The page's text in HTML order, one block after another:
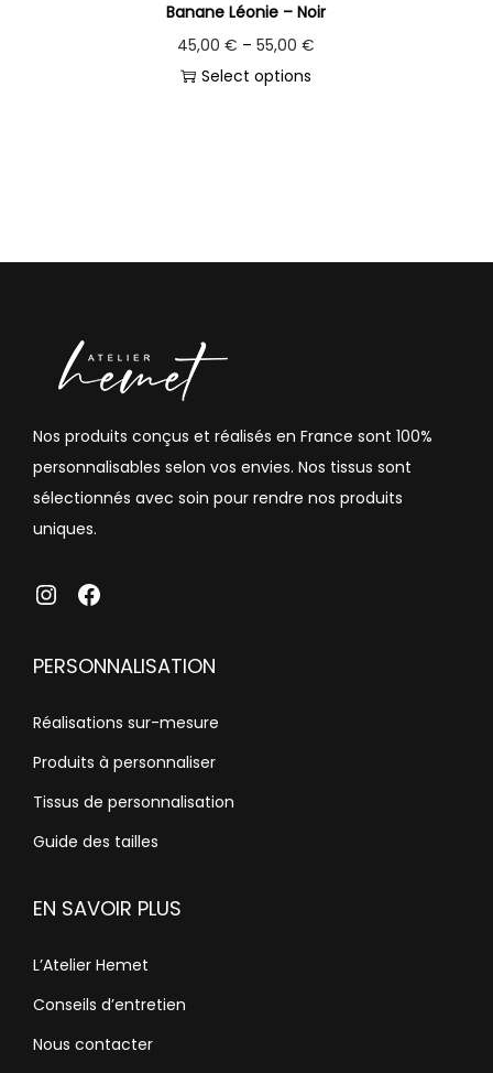
Banane Léonie – Noir
45,00€ –55,00€
Select options
Nos produits conçus et réalisés en France sont 100%
personnalisables selon vos envies. Nos tissus sont
sélectionnés avec soin pour rendre nos produits
uniques.
atelierhemet Facebook
PERSONNALISATION
Réalisations sur-mesure
Produits à personnaliser
Tissus de personnalisation
Guide des tailles
EN SAVOIR PLUS
L’Atelier Hemet
Conseils d’entretien
Nous contacter